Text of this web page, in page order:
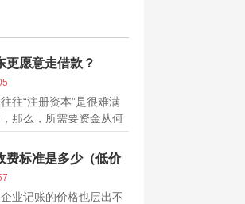
更愿意走借款？
往“注册资本”是很难满
那么，所需要资金从何
：银行贷款、发行股
、老板借支等。然而，
通过银行或股票去融资
东自有资金的不断...
费标准是多少（低价
业记账的价格也层出不